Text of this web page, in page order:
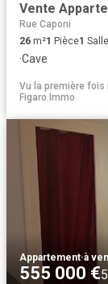
Vente
Rue Caponi
26 m²1 Pièce1
·Cave
Vu la première fois
Figaro Immo
Appartement·à
555 000 €